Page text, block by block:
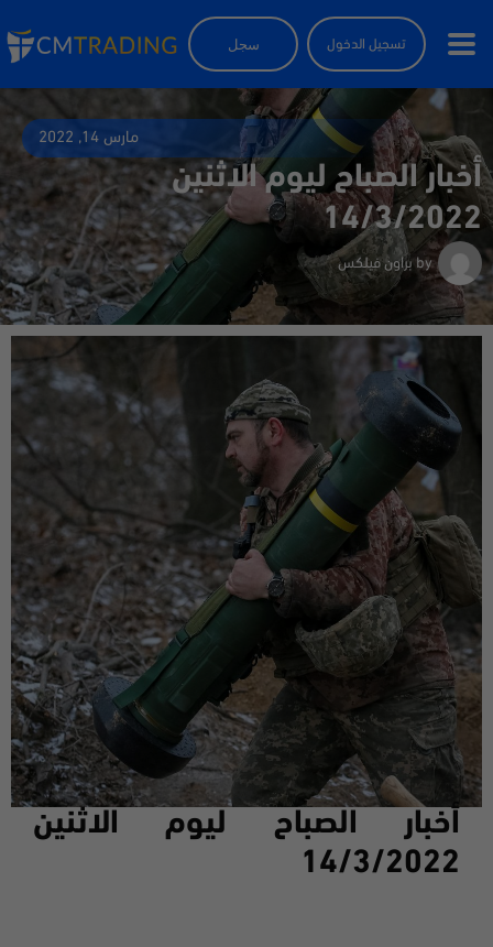
تسجيل الدخول سجل
مارس 14, 2022
أخبار الصباح ليوم الاثنين
14/3/2022
by براون فيلكس
أخبار الصباح ليوم الاثنين
14/3/2022